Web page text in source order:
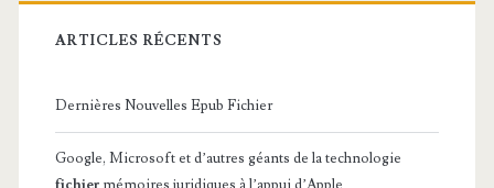
ARTICLES RÉCENTS
Dernières Nouvelles Epub Fichier
Google, Microsoft et d’autres géants de la technologie